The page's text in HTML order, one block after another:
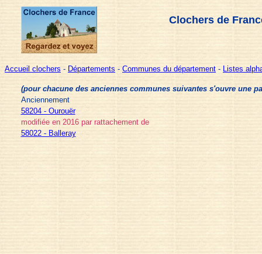
Clochers de
Accueil clochers - Départements - Communes du département - Listes
(pour chacune des anciennes communes suivantes s'ouvre une
Anciennement
58204 - Ourouër
modifiée en 2016 par rattachement de
58022 - Balleray